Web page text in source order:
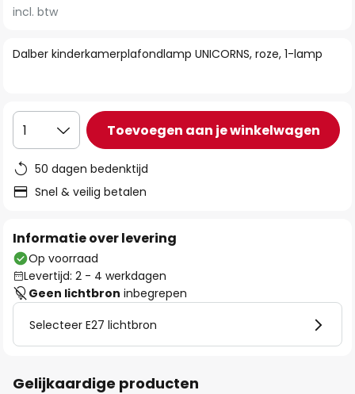
het
van
gallerij
Dalber kinderkamerplafondlamp UNICORNS, roze, 1-lamp
incl. btw
1 Toevoegen aan je winkelwagen
50 dagen bedenktijd
Snel & veilig betalen
Informatie over levering
Op voorraad
Levertijd: 2 - 4 werkdagen
Geen lichtbron inbegrepen
Selecteer E27 lichtbron
Gelijkaardige producten